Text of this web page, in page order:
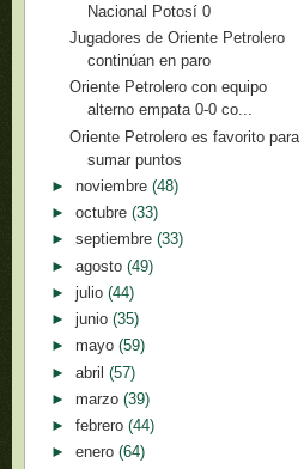
Nacional Potosí 0
Jugadores de Oriente Petrolero
continúan en paro
Oriente Petrolero con equipo
alterno empata 0-0 co...
Oriente Petrolero es favorito para
sumar puntos
► noviembre (48)
► octubre (33)
► septiembre (33)
► agosto (49)
► julio (44)
► junio (35)
► mayo (59)
► abril (57)
► marzo (39)
► febrero (44)
► enero (64)